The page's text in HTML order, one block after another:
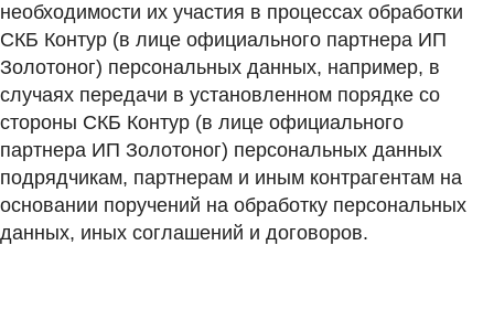
необходимости их участия в процессах обработки
СКБ Контур (в лице официального партнера ИП
Золотоног) персональных данных, например, в
случаях передачи в установленном порядке со
стороны СКБ Контур (в лице официального
партнера ИП Золотоног) персональных данных
подрядчикам, партнерам и иным контрагентам на
основании поручений на обработку персональных
данных, иных соглашений и договоров.